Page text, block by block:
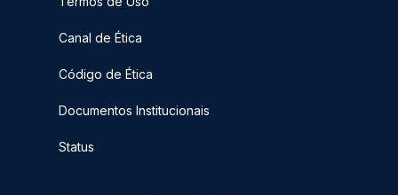
Canal de Ética
Código de Ética
Documentos Institucionais
Status